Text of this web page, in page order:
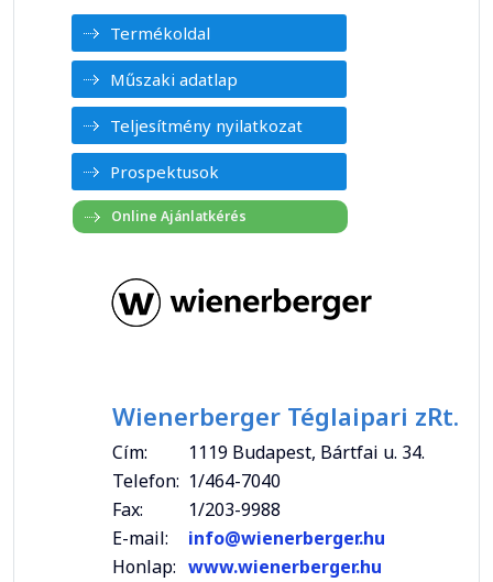
Termékoldal
Műszaki adatlap
Teljesítmény nyilatkozat
Prospektusok
Wienerberger Téglaipari zRt.
Cím:
1119 Budapest, Bártfai u. 34.
Telefon: 1/464-7040
Fax:
1/203-9988
E-mail:
info@wienerberger.hu
Honlap: www.wienerberger.hu